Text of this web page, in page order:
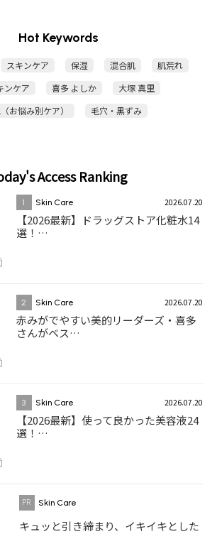
Hot Keywords
スキンケア 保湿 混合肌
肌荒れ
ンケア
喜多 よしか
大塚 真里
お悩み別ケア）
毛穴・黒ずみ
Access Ranking
1 Skin Care 2026.07.20
【2026最新】ドラッグストア化粧水14
選！…
2 Skin Care 2026.07.20
赤みがでやすい美的リーダーズ・喜多
さんがベス…
3 Skin Care 2026.07.20
【2026最新】使って良かった美容液24
選！…
Skin Care
キュッと引き締まり、イキイキとした